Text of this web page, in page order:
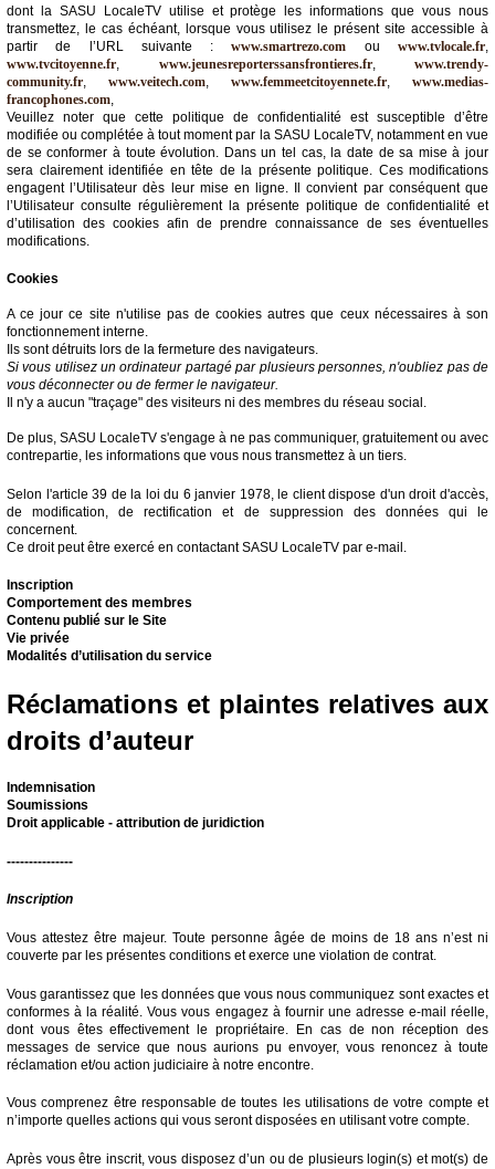
dont la SASU LocaleTV utilise et protège les informations que vous nous
transmettez, le cas échéant, lorsque vous utilisez le présent site accessible à
partir de l’URL suivante :www.smartrezo.com ouwww.tvlocale.fr,
www.tvcitoyenne.fr, www.jeunesreporterssansfrontieres.fr, www.trendy-
community.fr, www.veitech.com, www.femmeetcitoyennete.fr, www.medias-
francophones.com,
Veuillez noter que cette politique de confidentialité est susceptible d’être
modifiée ou complétée à tout moment par la SASU LocaleTV, notamment en vue
de se conformer à toute évolution. Dans un tel cas, la date de sa mise à jour
sera clairement identifiée en tête de la présente politique. Ces modifications
engagent l’Utilisateur dès leur mise en ligne. Il convient par conséquent que
l’Utilisateur consulte régulièrement la présente politique de confidentialité et
d’utilisation des cookies afin de prendre connaissance de ses éventuelles
modifications.
Cookies
A ce jour ce site n'utilise pas de cookies autres que ceux nécessaires à son
fonctionnement interne.
Ils sont détruits lors de la fermeture des navigateurs.
Si vous utilisez un ordinateur partagé par plusieurs personnes, n'oubliez pas de
vous déconnecter ou de fermer le navigateur.
Il n'y a aucun "traçage" des visiteurs ni des membres du réseau social.
De plus, SASU LocaleTV s'engage à ne pas communiquer, gratuitement ou avec
contrepartie, les informations que vous nous transmettez à un tiers.
Selon l'article 39 de la loi du 6 janvier 1978, le client dispose d'un droit d'accès,
de modification, de rectification et de suppression des données qui le
concernent.
Ce droit peut être exercé en contactant SASU LocaleTV par e-mail.
Inscription
Comportement des membres
Contenu publié sur le Site
Vie privée
Modalités d’utilisation du service
Réclamations et plaintes relatives aux
droits d’auteur
Indemnisation
Soumissions
Droit applicable - attribution de juridiction
---------------
Inscription
Vous attestez être majeur. Toute personne âgée de moins de 18 ans n’est ni
couverte par les présentes conditions et exerce une violation de contrat.
Vous garantissez que les données que vous nous communiquez sont exactes et
conformes à la réalité. Vous vous engagez à fournir une adresse e-mail réelle,
dont vous êtes effectivement le propriétaire. En cas de non réception des
messages de service que nous aurions pu envoyer, vous renoncez à toute
réclamation et/ou action judiciaire à notre encontre.
Vous comprenez être responsable de toutes les utilisations de votre compte et
n’importe quelles actions qui vous seront disposées en utilisant votre compte.
Après vous être inscrit, vous disposez d’un ou de plusieurs login(s) et mot(s) de